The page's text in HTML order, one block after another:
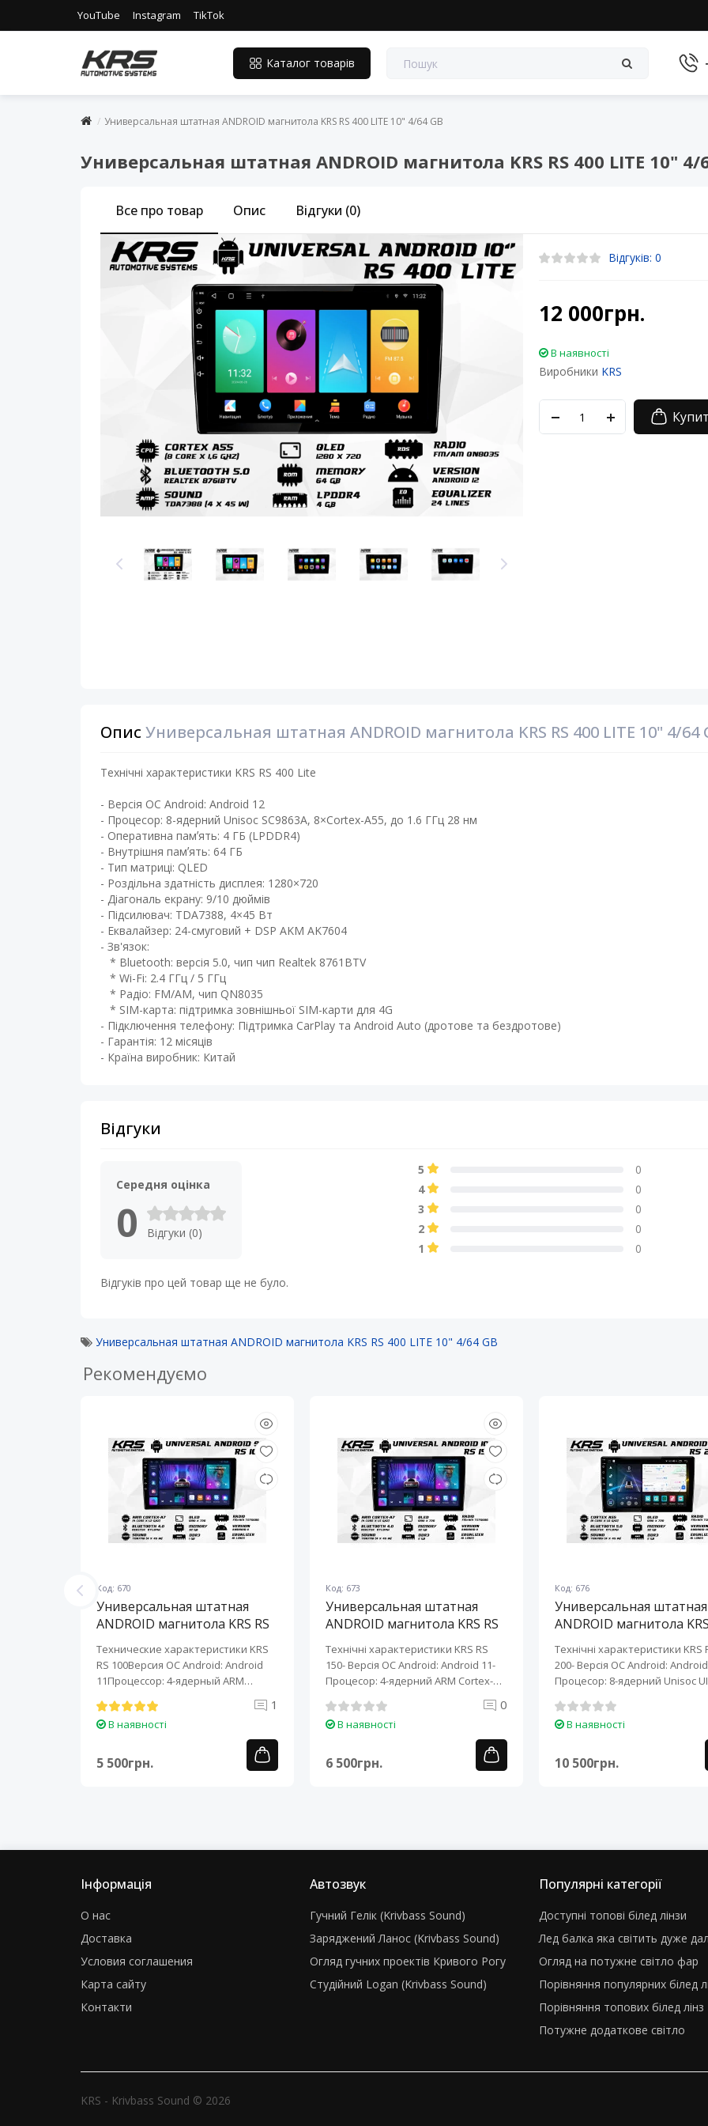
YouTube Instagram TikTok
Каталог товарів
Универсальная штатная ANDROID магнитола KRS RS 400 LITE 10" 4/64 GB
Универсальная штатная ANDROID магнитола KRS RS 400 LITE 10" 4/
Все про товар Опис Відгуки (0)
Відгуків: 0
12 000грн.
В наявності
Виробники KRS
Опис Универсальная штатная ANDROID магнитола KRS RS 400 LITE 10" 4/64
Технічні характеристики KRS RS 400 Lite
- Версія ОС Android: Android 12
- Процесор: 8-ядерний Unisoc SC9863A, 8×Cortex-A55, до 1.6 ГГц 28 нм​
- Оперативна памʼять: 4 ГБ (LPDDR4)
- Внутрішня памʼять: 64 ГБ ​
- Тип матриці: QLED ​
- Роздільна здатність дисплея: 1280×720
- Діагональ екрану: 9/10 дюймів ​
- Підсилювач: TDA7388, 4×45 Вт​
- Еквалайзер: 24-смуговий + DSP AKM AK7604
- Зв'язок:
* Bluetooth: версія 5.0, чип чип Realtek 8761BTV
* Wi-Fi: 2.4 ГГц / 5 ГГц
* Радіо: FM/AM, чип QN8035
* SIM-карта: підтримка зовнішньої SIM-карти для 4G
- Підключення телефону: Підтримка CarPlay та Android Auto (дротове та бездротове)​
- Гарантія: 12 місяців
- Країна виробник: Китай
Відгуки
Середня оцінка
0 Відгуки (0)
5
0
4
0
3
0
2
0
1
0
Відгуків про цей товар ще не було.
Универсальная штатная ANDROID магнитола KRS RS 400 LITE 10" 4/64 GB
Рекомендуємо
Код: 670
Универсальная штатная
ANDROID магнитола KRS RS
Технические характеристики KRS
RS 100Версия ОС Android: Android
11Процессор: 4-ядерный ARM
1
В наявності
5 500грн.
Код: 673
Универсальная штатная
ANDROID магнитола KRS RS
Технічні характеристики KRS RS
150- Версія ОС Android: Android 11-
Процесор: 4-ядерний ARM Cortex-
0
В наявності
6 500грн.
Код: 676
Универсальная штатная
ANDROID магнитола
Технічні характеристики KRS
200- Версія ОС Android:
Процесор: 8-ядерний Unisoc
В наявності
10 500грн.
Інформація
О нас
Доставка
Условия соглашения
Карта сайту
Контакти
Автозвук
Гучний Гелік (Krivbass Sound)
Заряджений Ланос (Krivbass Sound)
Огляд гучних проектів Кривого Рогу
Студійний Logan (Krivbass Sound)
Популярні категорії
Доступні топові білед лінзи
Лед балка яка світить дуже
Огляд на потужне світло фар
Порівняння популярних білед
Порівняння топових білед лінз
Потужне додаткове світло
KRS - Krivbass Sound © 2026